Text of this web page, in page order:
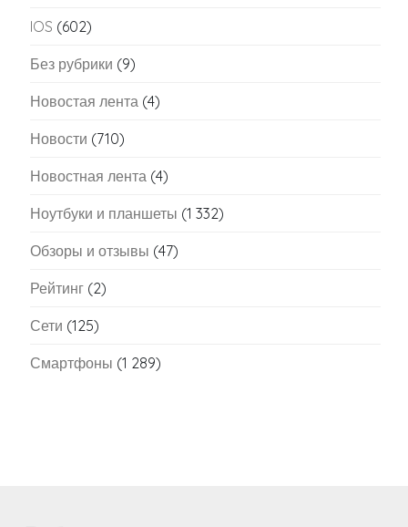
IOS (602)
Без рубрики (9)
Новостая лента (4)
Новости (710)
Новостная лента (4)
Ноутбуки и планшеты (1 332)
Обзоры и отзывы (47)
Рейтинг (2)
Сети (125)
Смартфоны (1 289)